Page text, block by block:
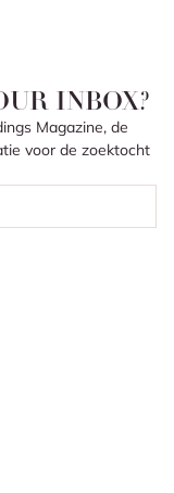
INBOX?
Magazine, de
voor de zoektocht